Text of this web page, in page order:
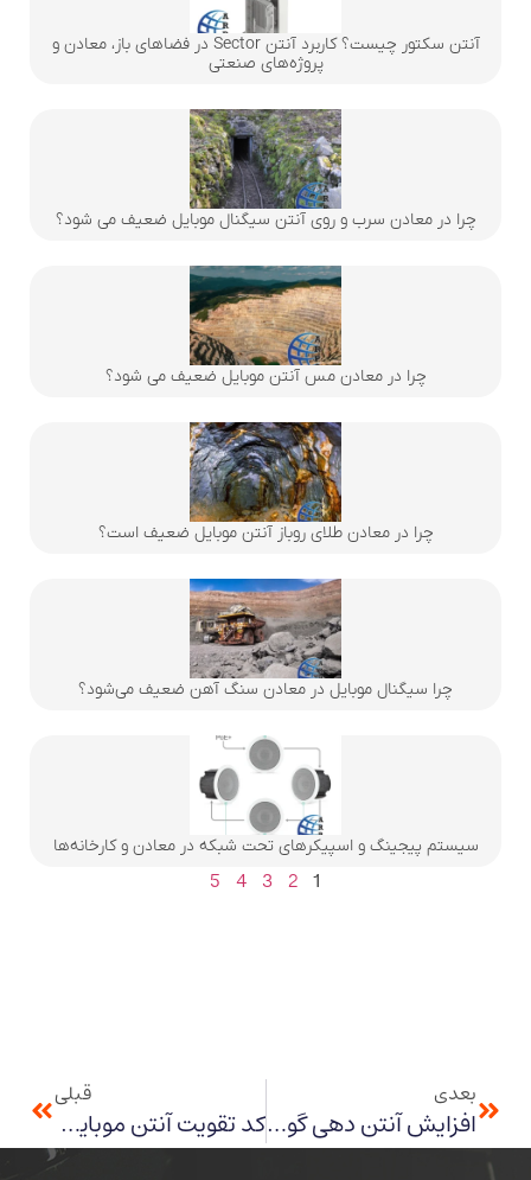
آنتن سکتور چیست؟ کاربرد آنتن Sector در فضاهای باز، معادن و
پروژه‌های صنعتی
چرا در معادن سرب و روی آنتن سیگنال موبایل ضعیف می شود؟
چرا در معادن مس آنتن موبایل ضعیف می شود؟
چرا در معادن طلای روباز آنتن موبایل ضعیف است؟
چرا سیگنال موبایل در معادن سنگ آهن ضعیف می‌شود؟
سیستم پیجینگ و اسپیکرهای تحت شبکه در معادن و کارخانه‌ها
1
2
3
4
5
بعدی
افزایش آنتن دهی گوشی
قبلی
کد تقویت آنتن موبایل شیائومی